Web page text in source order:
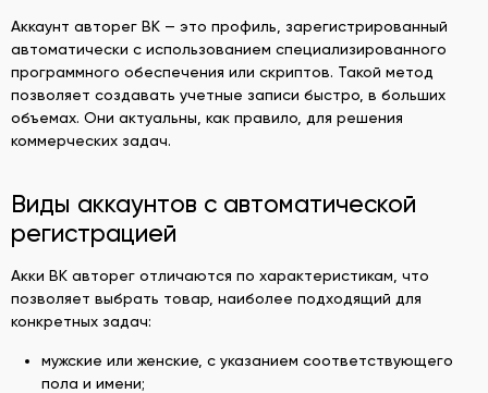
Аккаунт авторег ВК — это профиль, зарегистрированный
автоматически с использованием специализированного
программного обеспечения или скриптов. Такой метод
позволяет создавать учетные записи быстро, в больших
объемах. Они актуальны, как правило, для решения
коммерческих задач.
Виды аккаунтов с автоматической
регистрацией
Акки ВК авторег отличаются по характеристикам, что
позволяет выбрать товар, наиболее подходящий для
конкретных задач:
мужские или женские, с указанием соответствующего
пола и имени;